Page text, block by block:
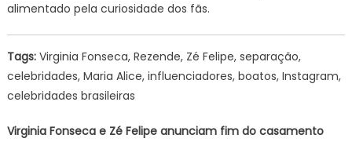
alimentado pela curiosidade dos fãs.
Tags:Virginia Fonseca, Rezende, Zé Felipe, separação,
celebridades, Maria Alice, influenciadores, boatos, Instagram,
celebridades brasileiras
Virginia Fonseca e Zé Felipe anunciam fim do casamento